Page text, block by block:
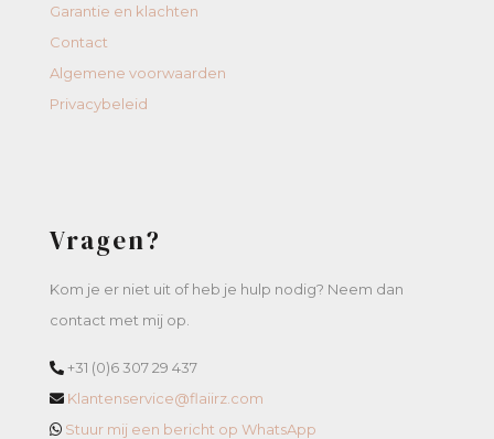
Garantie en klachten
Contact
Algemene voorwaarden
Privacybeleid
Vragen?
Kom je er niet uit of heb je hulp nodig? Neem dan
contact met mij op.
+31 (0)6 307 29 437
Klantenservice@flaiirz.com
Stuur mij een bericht op WhatsApp